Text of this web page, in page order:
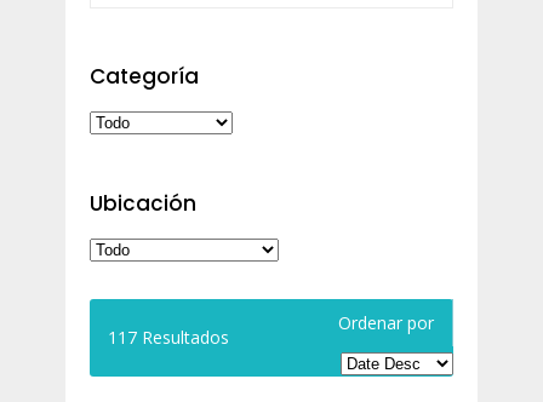
Categoría
Ubicación
117 Resultados
Ordenar por